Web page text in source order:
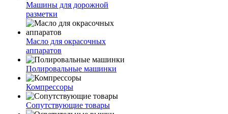
Машины для дорожной
разметки
Масло для окрасочных
аппаратов
Полировальные машинки
Компрессоры
Сопутствующие товары